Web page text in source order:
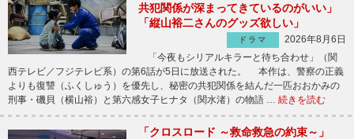
共犯関係が深まってきているのがいい」
「縦山裕二さんのグッズ欲しい」
ドラマ
2026年8月6日
「今夜もシリアルキラーと待ち合わせ」（関
西テレビ／フジテレビ系）の第6話が5日に放送された。 本作は、警察の正義
よりも復讐（ふくしゅう）を優先し、秘密の共犯関係を結んだ一匹おおかみの
刑事・磯貝（横山裕）と第六感女子ヒナタ（関水渚）の物語 … 続きを読む
「クロスロード ～救命救急の約束～」